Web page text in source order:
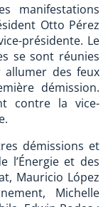
manifestations
Otto Pérez
présidente. Le
se sont réunies
des feux
démission.
contre la vice-
démissions et
l’Énergie et des
Mauricio López
Michelle